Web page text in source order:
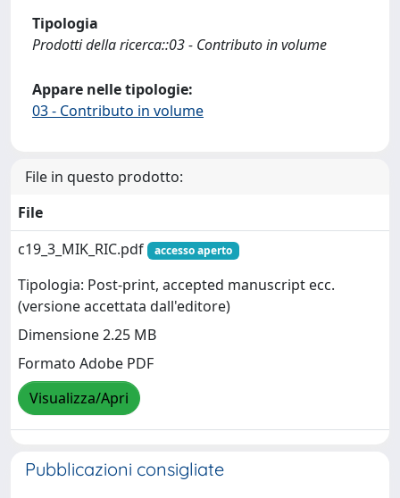
Tipologia
Prodotti della ricerca::03 - Contributo in volume
Appare nelle tipologie:
03 - Contributo in volume
File in questo prodotto:
File
c19_3_MIK_RIC.pdf
accesso aperto
Tipologia: Post-print, accepted manuscript ecc.
(versione accettata dall'editore)
Dimensione 2.25 MB
Formato Adobe PDF
Visualizza/Apri
Pubblicazioni consigliate